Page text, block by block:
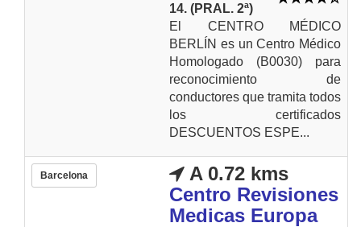
14. (PRAL. 2ª)
El CENTRO MÉDICO
BERLÍN es un Centro Médico
Homologado (B0030) para
reconocimiento de
conductores que tramita todos
los certificados
DESCUENTOS ESPE...
Barcelona
A 0.72 kms
Centro Revisiones
Medicas Europa